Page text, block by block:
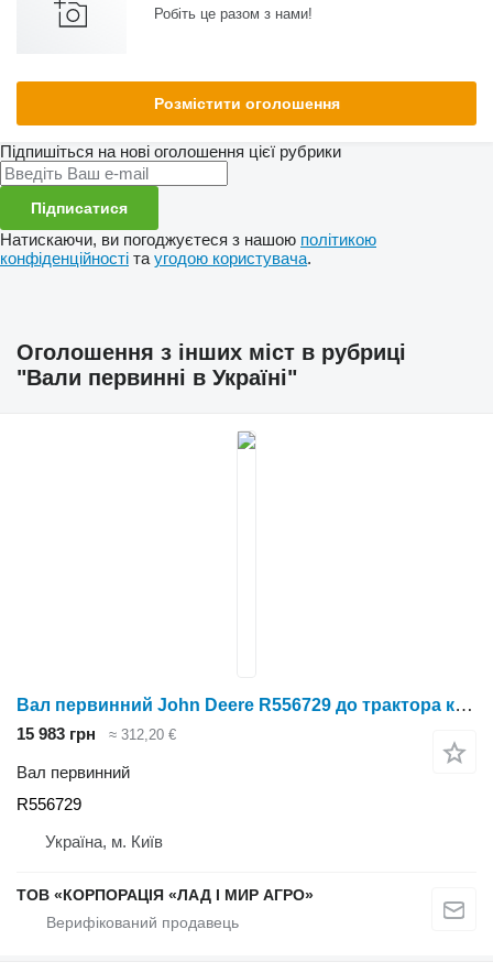
Робіть це разом з нами!
Розмістити оголошення
Підпишіться на нові оголошення цієї рубрики
Підписатися
Натискаючи, ви погоджуєтеся з нашою політикою
конфіденційності та угодою користувача.
Оголошення з інших міст в рубриці
"Вали первинні в Україні"
Вал первинний John Deere R556729 до трактора колісного John Deere
15 983 грн ≈ 312,20 €
Вал первинний
R556729
Україна, м. Київ
ТОВ «КОРПОРАЦІЯ «ЛАД І МИР АГРО»